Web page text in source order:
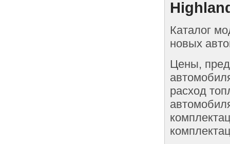
Каталог
новых
Цены,
расход